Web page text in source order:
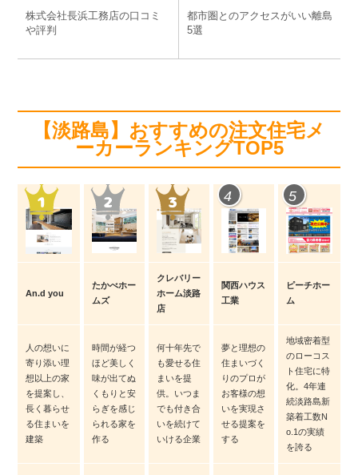
o
株式会社長浜工務店の口コミ
や評判
都市圏とのアクセスがいい離島
5選
【淡路島】おすすめの注文住宅メ
ーカーランキングTOP5
4 5
An.d you
たかべホー
ムズ
クレバリー
ホーム淡路
店
関西ハウス
工業
ピーチホー
ム
人の想いに
寄り添い理
想以上の家
を提案し、
長く暮らせ
る住まいを
建築
時間が経つ
ほど美しく
味が出てぬ
くもりと安
らぎを感じ
られる家を
作る
何十年先で
も愛せる住
まいを提
供。いつま
でも付き合
いを続けて
いける企業
夢と理想の
住まいづく
りのプロが
お客様の想
いを実現さ
せる提案を
する
地域密着型
のローコス
ト住宅に特
化。4年連
続淡路島新
築着工数N
o.1の実績
を誇る